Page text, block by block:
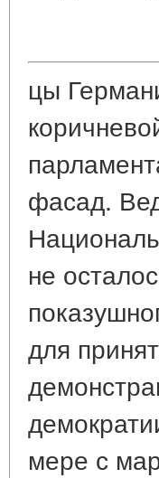
цы
фасад.
не
для
мере с